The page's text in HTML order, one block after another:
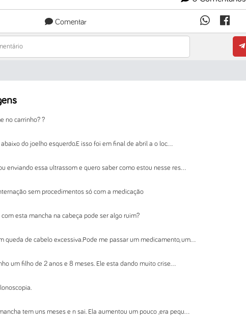
Comentar
no carrinho? ?
do joelho esquerdo.E isso foi em final de abril a o loc...
enviando essa ultrassom e quero saber como estou nesse res...
sem procedimentos só com a medicação
esta mancha na cabeça pode ser algo ruim?
queda de cabelo excessiva.Pode me passar um medicamento, um...
um filho de 2 anos e 8 meses. Ele esta dando muito crise...
tem uns meses e n sai. Ela aumentou um pouco ,era pequ...